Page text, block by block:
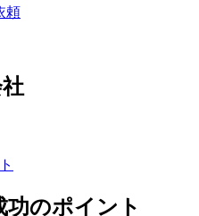
頼
功のポイント